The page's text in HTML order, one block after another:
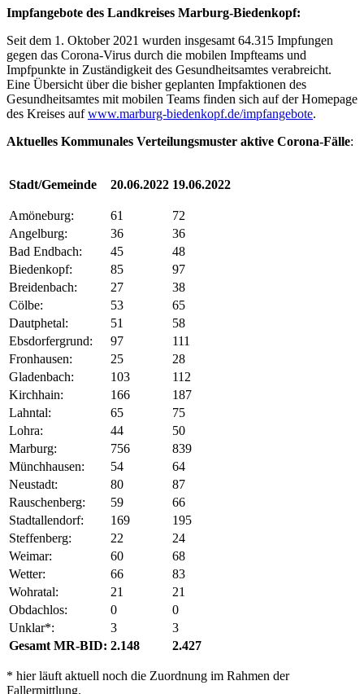
Impfangebote des Landkreises Marburg-Biedenkopf:
Seit dem 1. Oktober 2021 wurden insgesamt 64.315 Impfungen
gegen das Corona-Virus durch die mobilen Impfteams und
Impfpunkte in Zuständigkeit des Gesundheitsamtes verabreicht.
Eine Übersicht über die bisher geplanten Impfaktionen des
Gesundheitsamtes mit mobilen Teams finden sich auf der Homepage
des Kreises aufwww.marburg-biedenkopf.de/impfangebote.
Aktuelles Kommunales Verteilungsmuster aktive Corona-Fälle:
Stadt/Gemeinde 20.06.2022 19.06.2022
Amöneburg: 61
72
Angelburg:
36
36
Bad Endbach:
45
48
Biedenkopf:
85
97
Breidenbach:
27
38
Cölbe:
53
65
Dautphetal:
51
58
Ebsdorfergrund:
97
111
Fronhausen:
25
28
Gladenbach:
103
112
Kirchhain:
166
187
Lahntal:
65
75
Lohra:
44
50
Marburg:
756
839
Münchhausen:
54
64
Neustadt:
80
87
Rauschenberg:
59
66
Stadtallendorf:
169
195
Steffenberg:
22
24
Weimar:
60
68
Wetter:
66
83
Wohratal:
21
21
Obdachlos:
0
0
Unklar*:
3
3
Gesamt MR-BID: 2.148 2.427
* hier läuft aktuell noch die Zuordnung im Rahmen der
Fallermittlung.